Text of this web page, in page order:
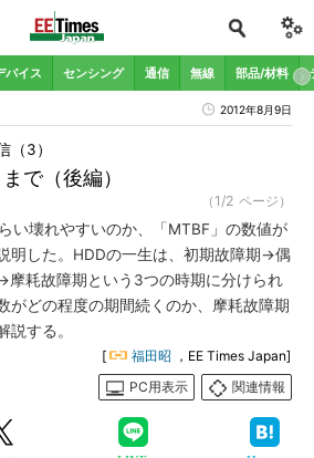
バイス センシング 通信 無線 部品/材料
2012年8月9日
で（後編）
（3）
（1/2 ページ）
い壊れやすいのか、「MTBF」の数値が
明した。HDDの一生は、初期故障期→偶
摩耗故障期という3つの時期に分けられ
がどの程度の期間続くのか、摩耗故障期
説する。
[ 福田昭 ，EE Times Japan]
PC用表示
関連情報